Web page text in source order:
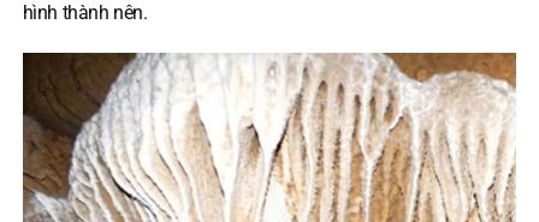
hình thành nên.